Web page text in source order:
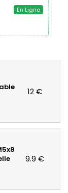
En Ligne
12 €
9.9 €